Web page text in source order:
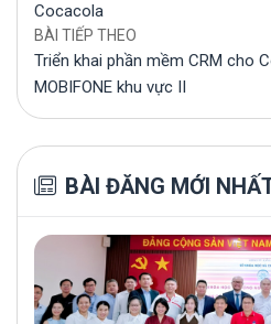
Cocacola
BÀI TIẾP THEO
Triển khai phần mềm CRM cho
MOBIFONE khu vực II
BÀI ĐĂNG MỚI